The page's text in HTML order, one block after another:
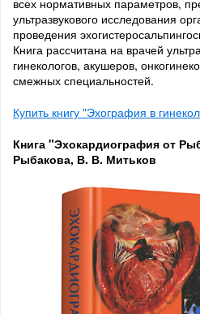
всех нормативных параметров,
ультразвукового исследования
проведения
Книга рассчитана на врачей
гинекологов, акушеров,
смежных специальностей.
Купить книгу "Эхография в
Книга "Эхокардиография от
Рыбакова, В. В. Митьков